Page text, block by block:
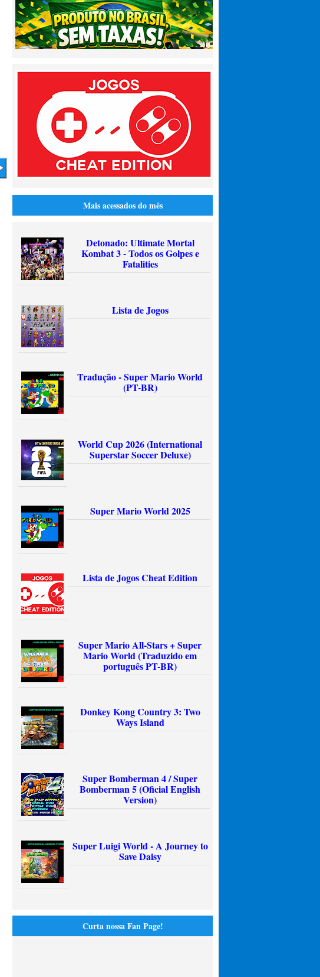
Mais acessados do mês
Detonado: Ultimate Mortal
Kombat 3 - Todos os Golpes e
Fatalities
Lista de Jogos
Tradução - Super Mario World
(PT-BR)
World Cup 2026 (International
Superstar Soccer Deluxe)
Super Mario World 2025
Lista de Jogos Cheat Edition
Super Mario All-Stars + Super
Mario World (Traduzido em
português PT-BR)
Donkey Kong Country 3: Two
Ways Island
Super Bomberman 4 / Super
Bomberman 5 (Oficial English
Version)
Super Luigi World - A Journey to
Save Daisy
Curta nossa Fan Page!